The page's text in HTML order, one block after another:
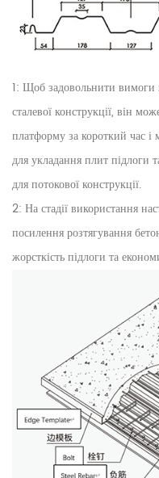
1: Щоб задовольнити вимоги
сталевої конструкції, він
платформу за короткий час і
для укладання плит підлоги
для потокової конструкції.
2: На стадії використання
посилення розтягування
жорсткість підлоги та